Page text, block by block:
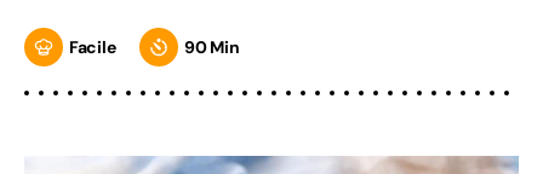
Facile 90 Min